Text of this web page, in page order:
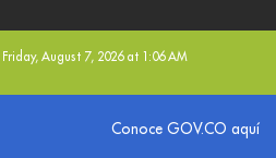
August 7, 2026 at 1:06 AM
de ColombiaConoce GOV.CO aquí